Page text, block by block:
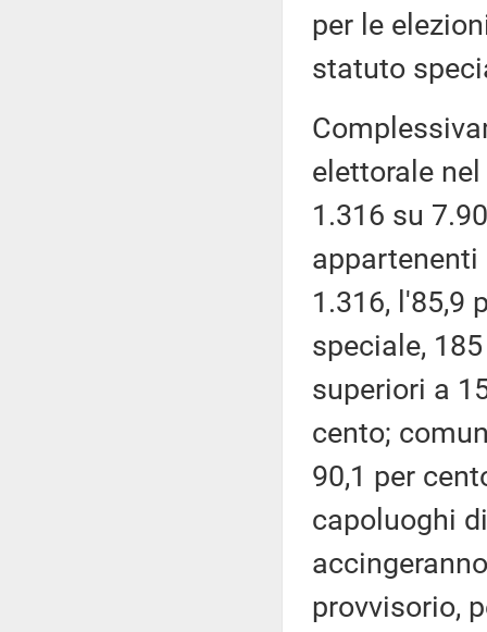
per le
statuto
elettorale
1.316 su
1.316, l'85,9
speciale,
superiori a
cento;
90,1 per
capoluoghi
provvisorio,